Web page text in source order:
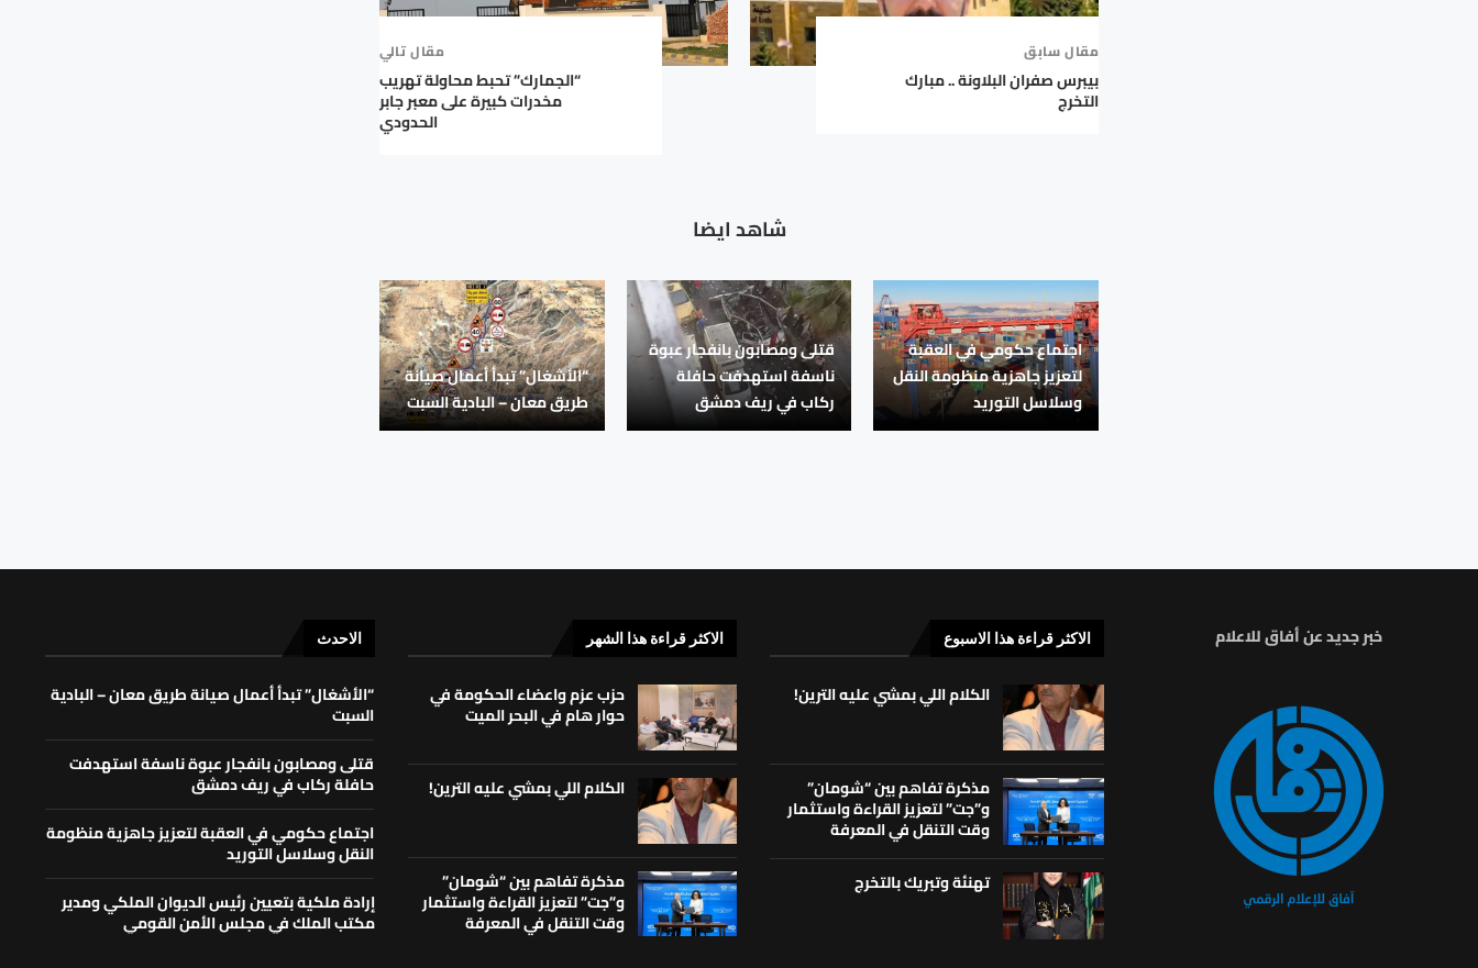
مقال سابق
بيبرس صفران البلاونة .. مبارك
التخرج
مقال تالي
“الجمارك” تحبط محاولة تهريب
مخدرات كبيرة على معبر جابر
الحدودي
شاهد ايضا
“الأشغال” تبدأ أعمال صيانة
طريق معان – البادية السبت
قتلى ومصابون بانفجار عبوة
ناسفة استهدفت حافلة
ركاب في ريف دمشق
اجتماع حكومي في العقبة
لتعزيز جاهزية منظومة النقل
وسلاسل التوريد
خبر جديد عن أفاق للاعلام الاكثر قراءة هذا الاسبوع
الكلام اللي بمشي عليه الترين!
مذكرة تفاهم بين “شومان”
و”جت” لتعزيز القراءة واستثمار
وقت التنقل في المعرفة
تهنئة وتبريك بالتخرج
الاكثر قراءة هذا الشهر
حزب عزم واعضاء الحكومة في
حوار هام في البحر الميت
الكلام اللي بمشي عليه الترين!
مذكرة تفاهم بين “شومان”
و”جت” لتعزيز القراءة واستثمار
وقت التنقل في المعرفة
الاحدث
“الأشغال” تبدأ أعمال صيانة طريق معان – البادية
السبت
قتلى ومصابون بانفجار عبوة ناسفة استهدفت
حافلة ركاب في ريف دمشق
اجتماع حكومي في العقبة لتعزيز جاهزية منظومة
النقل وسلاسل التوريد
إرادة ملكية بتعيين رئيس الديوان الملكي ومدير
مكتب الملك في مجلس الأمن القومي